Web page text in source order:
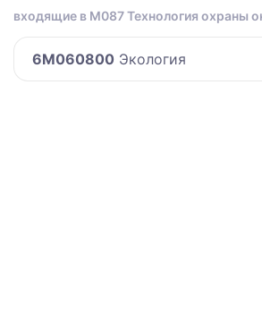
входящие в M087 Технология охраны
6M060800 Экология